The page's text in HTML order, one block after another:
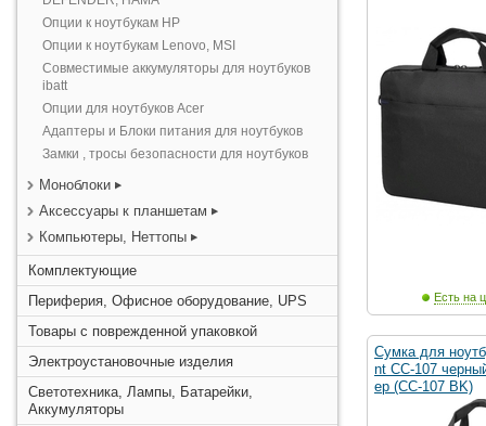
Опции к ноутбукам HP
Опции к ноутбукам Lenovo, MSI
Совместимые аккумуляторы для ноутбуков
ibatt
Опции для ноутбуков Acer
Адаптеры и Блоки питания для ноутбуков
Замки , тросы безопасности для ноутбуков
Моноблоки
Аксессуары к планшетам
Компьютеры, Неттопы
Комплектующие
Периферия, Офисное оборудование, UPS
Товары с поврежденной упаковкой
Электроустановочные изделия
Светотехника, Лампы, Батарейки,
Аккумуляторы
Есть на
Сумка для
nt CC-107
ер (CC-107 BK)